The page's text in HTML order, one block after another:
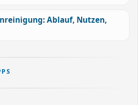
Ablauf, Nutzen,